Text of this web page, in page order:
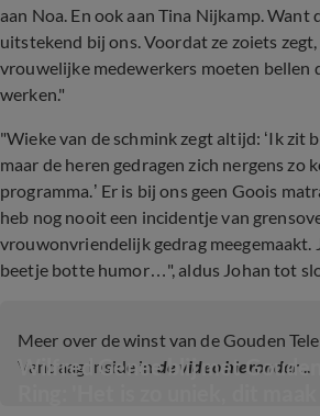
aan Noa. En ook aan Tina Nijkamp.
uitstekend bij ons. Voordat ze zoiets zegt,
vrouwelijke medewerkers moeten bellen
werken."
"Wieke van de schmink zegt altijd: ‘Ik zit
maar de heren gedragen zich nergens zo
programma.’ Er is bij ons geen Goois
heb nog nooit een incidentje van
vrouwonvriendelijk gedrag meegemaakt.
beetje botte humor…", aldus Johan tot
Meer over de winst van de Gouden
Vandaag Inside in de video hieronder...
Wilfred Genee blij met Gouden